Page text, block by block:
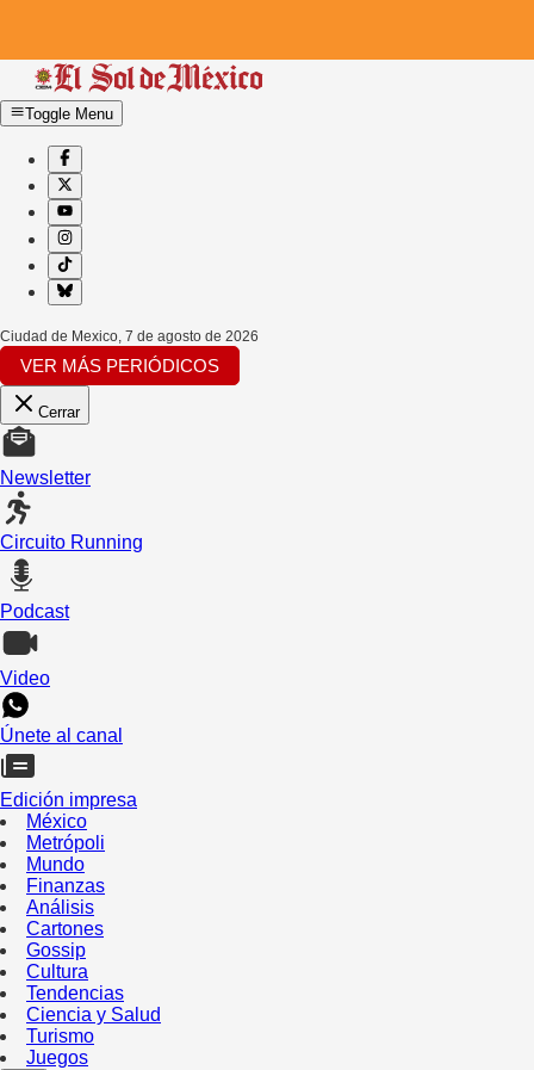
Toggle Menu
Ciudad de Mexico, 7 de agosto de 2026
VER MÁS PERIÓDICOS
Cerrar
Newsletter
Circuito Running
Podcast
Video
Únete al canal
Edición impresa
México
Metrópoli
Mundo
Finanzas
Análisis
Cartones
Gossip
Cultura
Tendencias
Ciencia y Salud
Turismo
Juegos